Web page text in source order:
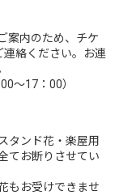
案内のため、チケ
連絡ください。お連
～17：00）
タンド花・楽屋用
てお断りさせてい
もお受けできませ